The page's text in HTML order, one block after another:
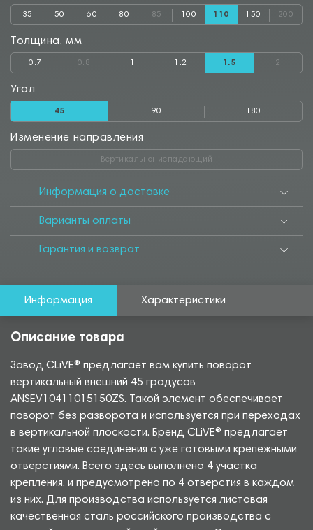
35 50 60 80 85 100 110 150 200
Толщина, мм
0.7 0.8 1.2 1.5 2
Угол
45 90 180
Изменение направления
Вертикальнониспадающий
Информация о доставке
Варианты оплаты
Гарантия и возврат
Информация Характеристики
Описание товара
Завод CLiVE® предлагает вам купить поворот
вертикальный внешний 45 градусов
ANSEV10411015150ZS. Такой элемент обеспечивает
поворот без разворота и используется при переходах
в вертикальной плоскости. Бренд CLiVE® предлагает
такие угловые соединения с уже готовыми крепежными
отверстиями. Всего здесь выполнено 4 участка
крепления, и предусмотрено по 4 отверстия в каждом
из них. Для производства используется листовая
качественная сталь российского производства с